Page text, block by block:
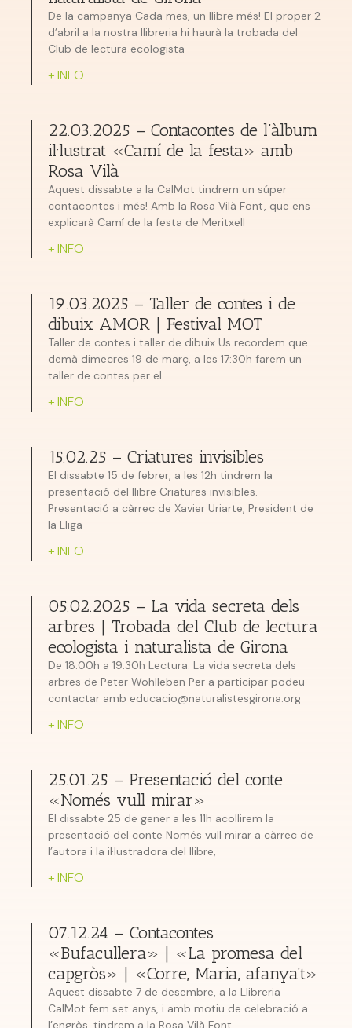
De la campanya Cada mes, un llibre més! El proper 2
d’abril a la nostra llibreria hi haurà la trobada del
Club de lectura ecologista
+ INFO
22.03.2025 – Contacontes de l’àlbum
il·lustrat «Camí de la festa» amb
Rosa Vilà
Aquest dissabte a la CalMot tindrem un súper
contacontes i més! Amb la Rosa Vilà Font, que ens
explicarà Camí de la festa de Meritxell
+ INFO
19.03.2025 – Taller de contes i de
dibuix AMOR | Festival MOT
Taller de contes i taller de dibuix Us recordem que
demà dimecres 19 de març, a les 17:30h farem un
taller de contes per el
+ INFO
15.02.25 – Criatures invisibles
El dissabte 15 de febrer, a les 12h tindrem la
presentació del llibre Criatures invisibles.
Presentació a càrrec de Xavier Uriarte, President de
la Lliga
+ INFO
05.02.2025 – La vida secreta dels
arbres | Trobada del Club de lectura
ecologista i naturalista de Girona
De 18:00h a 19:30h Lectura: La vida secreta dels
arbres de Peter Wohlleben Per a participar podeu
contactar amb educacio@naturalistesgirona.org
+ INFO
25.01.25 – Presentació del conte
«Només vull mirar»
El dissabte 25 de gener a les 11h acollirem la
presentació del conte Només vull mirar a càrrec de
l’autora i la il·lustradora del llibre,
+ INFO
07.12.24 – Contacontes
«Bufacullera» | «La promesa del
capgròs» | «Corre, Maria, afanya’t»
Aquest dissabte 7 de desembre, a la Llibreria
CalMot fem set anys, i amb motiu de celebració a
l’engròs, tindrem a la Rosa Vilà Font